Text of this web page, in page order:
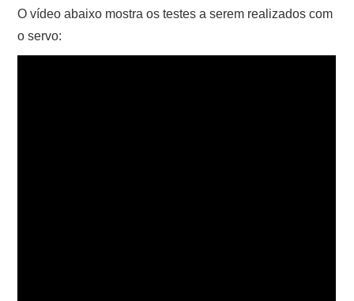
O vídeo abaixo mostra os testes a serem realizados com
o servo: